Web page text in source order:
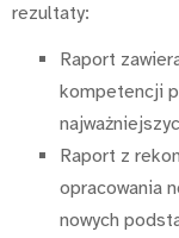
rezultaty:
Raport
kompetencji
Raport z
opracowania
nowych